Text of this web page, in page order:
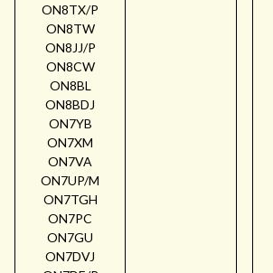
ON8TX/P
ON8TW
ON8JJ/P
ON8CW
ON8BL
ON8BDJ
ON7YB
ON7XM
ON7VA
ON7UP/M
ON7TGH
ON7PC
ON7GU
ON7DVJ